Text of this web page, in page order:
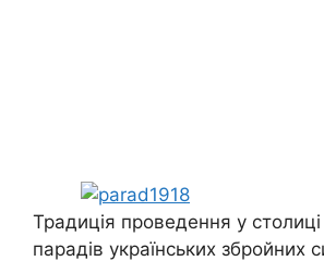
Традиція проведення у столиці
парадів українських збройних